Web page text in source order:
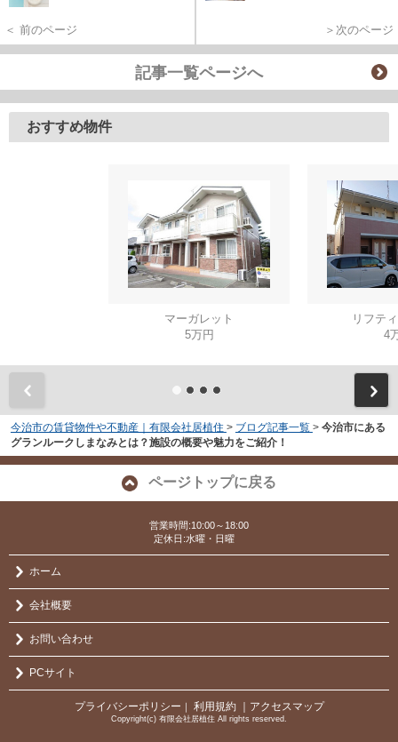
＜ 前のページ ＞次のページ
記事一覧ページへ
おすすめ物件
マーガレット
5万円
リフテ
4
今治市の賃貸物件や不動産｜有限会社居植住 > ブログ記事一覧 > 今治市にある
グランルークしまなみとは？施設の概要や魅力をご紹介！
ページトップに戻る
営業時間:10:00～18:00
定休日:水曜・日曜
ホーム
会社概要
お問い合わせ
PCサイト
プライバシーポリシー ｜ 利用規約 ｜アクセスマップ
Copyright(c) 有限会社居植住 All rights reserved.